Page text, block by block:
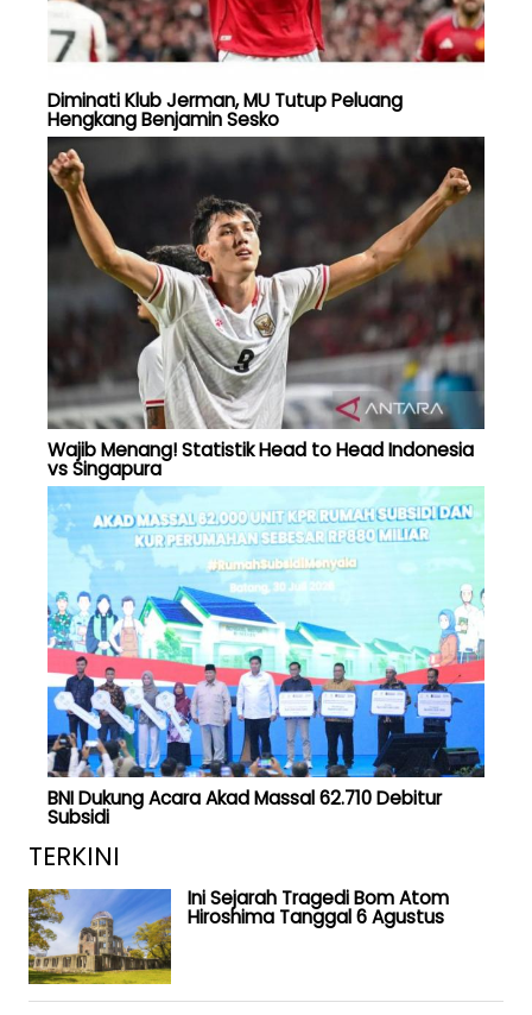
Diminati Klub Jerman, MU Tutup Peluang
Hengkang Benjamin Sesko
Wajib Menang! Statistik Head to Head Indonesia
vs Singapura
BNI Dukung Acara Akad Massal 62.710 Debitur
Subsidi
TERKINI
Ini Sejarah Tragedi Bom Atom
Hiroshima Tanggal 6 Agustus